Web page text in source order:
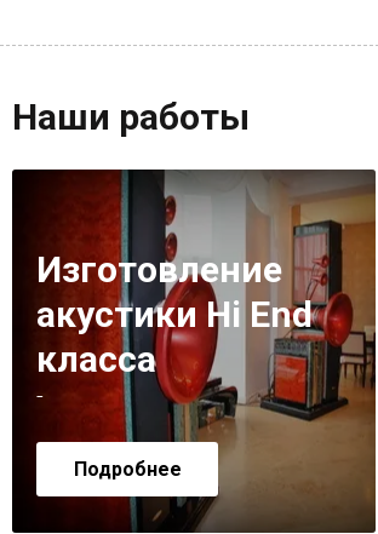
Наши работы
Изготовление
акустики Hi End
класса
-
Подробнее